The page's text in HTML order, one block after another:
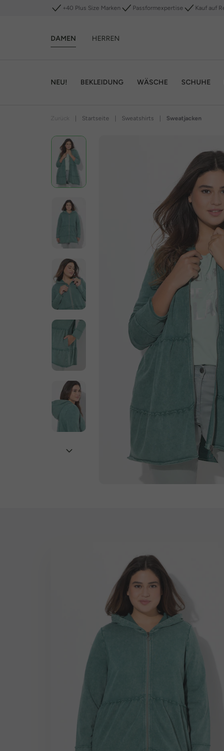
+40 Plus Size Marken Passformexpertise Kauf auf
DAMEN HERREN
NEU! BEKLEIDUNG WÄSCHE SCHUHE
Startseite Sweatshirts Sweatjacken